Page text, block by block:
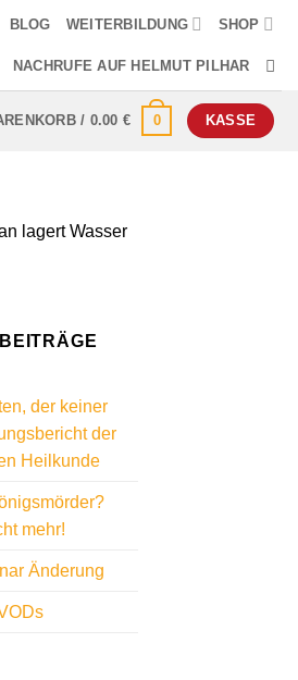
BLOG WEITERBILDUNG SHOP
NACHRUFE AUF HELMUT PILHAR
/ 0.00 € 0 KASSE
lagert Wasser
der keiner
der
Heilkunde
mehr!
Änderung